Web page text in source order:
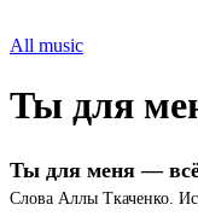
All music
Ты для
Ты для меня —
Слова Аллы Ткаченко.